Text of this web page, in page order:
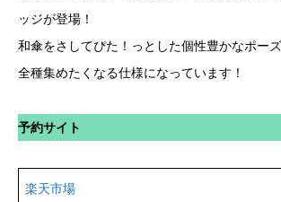
ッジが登場！
和傘をさしてぴた！っとした個性豊かなポー
全種集めたくなる仕様になっています！
予約サイト
楽天市場